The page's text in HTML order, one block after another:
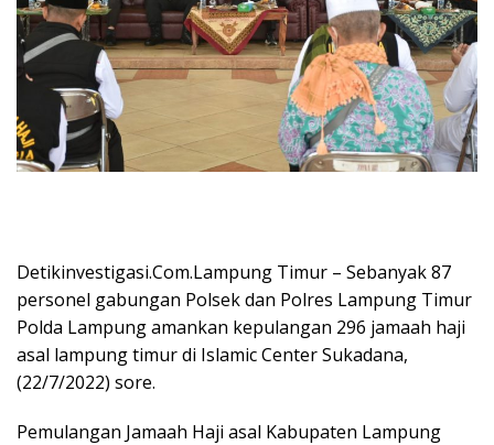
Detikinvestigasi.Com.Lampung Timur – Sebanyak 87
personel gabungan Polsek dan Polres Lampung Timur
Polda Lampung amankan kepulangan 296 jamaah haji
asal lampung timur di Islamic Center Sukadana,
(22/7/2022) sore.
Pemulangan Jamaah Haji asal Kabupaten Lampung